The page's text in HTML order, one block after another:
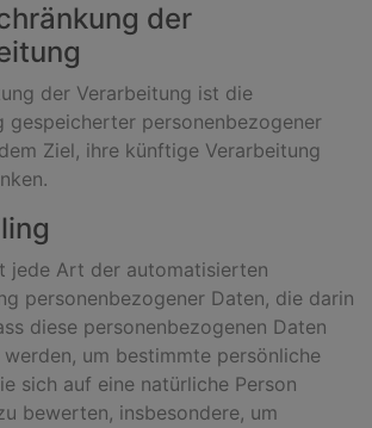
der
der Verarbeitung ist die
gespeicherter personenbezogener
Ziel, ihre künftige Verarbeitung
jede Art der automatisierten
personenbezogener Daten, die darin
diese personenbezogenen Daten
um bestimmte persönliche
sich auf eine natürliche Person
bewerten, insbesondere, um